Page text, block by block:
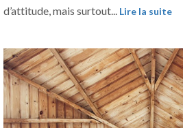
d’attitude, mais surtout... Lire la suite